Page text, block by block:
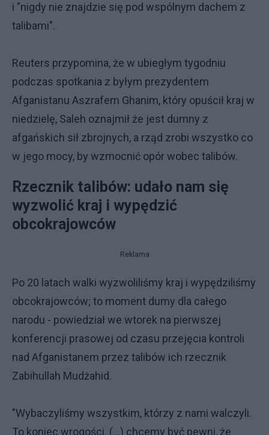
i "nigdy nie znajdzie się pod wspólnym dachem z
talibami".
Reuters przypomina, że w ubiegłym tygodniu
podczas spotkania z byłym prezydentem
Afganistanu Aszrafem Ghanim, który opuścił kraj w
niedzielę, Saleh oznajmił że jest dumny z
afgańskich sił zbrojnych, a rząd zrobi wszystko co
w jego mocy, by wzmocnić opór wobec talibów.
Rzecznik talibów: udało nam się
wyzwolić kraj i wypędzić
obcokrajowców
Reklama
Po 20 latach walki wyzwoliliśmy kraj i wypędziliśmy
obcokrajowców; to moment dumy dla całego
narodu - powiedział we wtorek na pierwszej
konferencji prasowej od czasu przejęcia kontroli
nad Afganistanem przez talibów ich rzecznik
Zabihullah Mudżahid.
"Wybaczyliśmy wszystkim, którzy z nami walczyli.
To koniec wrogości. (...) chcemy być pewni, że